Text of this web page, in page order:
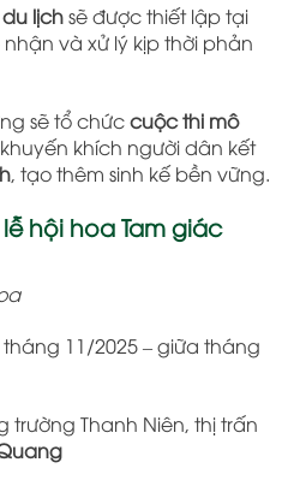
lịchsẽ được thiết lập tại
và xử lý kịp thời phản
sẽ tổ chứccuộc thi mô
khích người dân kết
, tạo thêm sinh kế bền vững.
hội hoa Tam giác
11/2025 – giữa tháng
trường Thanh Niên, thị trấn